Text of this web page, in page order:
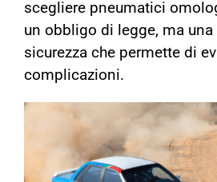
scegliere pneumatici
un obbligo di legge, ma una
sicurezza che permette di
complicazioni.